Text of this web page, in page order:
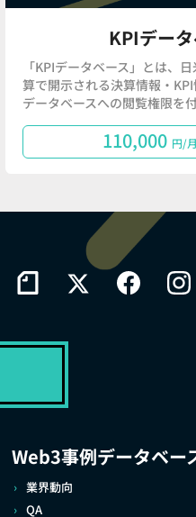
KPIデー
「KPIデータベース」とは、
算で開示される決算情報・
データベースへの閲覧権限を
110,000 円/
Web3事例データベー
業界動向
QA